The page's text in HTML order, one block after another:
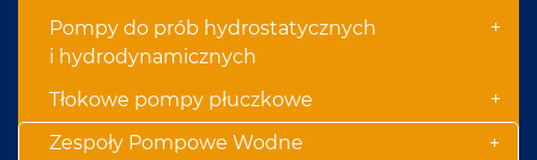
Pompy do prób hydrostatycznych
i hydrodynamicznych
+
Tłokowe pompy płuczkowe +
Zespoły Pompowe Wodne +